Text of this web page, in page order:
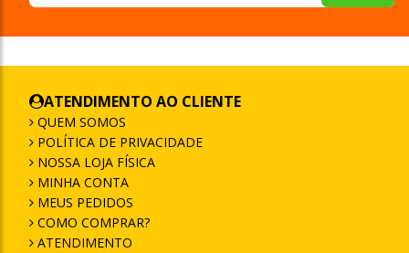
ATENDIMENTO AO CLIENTE
QUEM SOMOS
POLÍTICA DE PRIVACIDADE
NOSSA LOJA FÍSICA
MINHA CONTA
MEUS PEDIDOS
COMO COMPRAR?
ATENDIMENTO